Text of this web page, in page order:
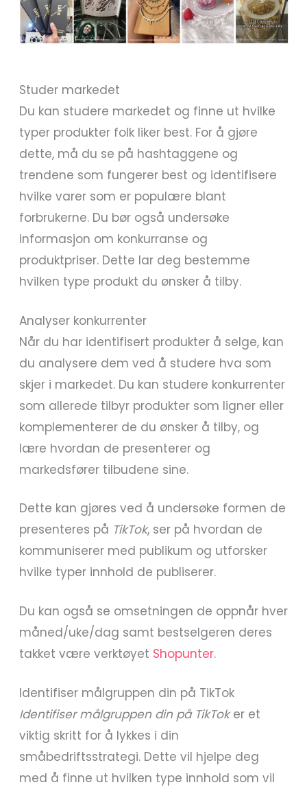
Studer markedet
Du kan studere markedet og finne ut hvilke
typer produkter folk liker best. For å gjøre
dette, må du se på hashtaggene og
trendene som fungerer best og identifisere
hvilke varer som er populære blant
forbrukerne. Du bør også undersøke
informasjon om konkurranse og
produktpriser. Dette lar deg bestemme
hvilken type produkt du ønsker å tilby.
Analyser konkurrenter
Når du har identifisert produkter å selge, kan
du analysere dem ved å studere hva som
skjer i markedet. Du kan studere konkurrenter
som allerede tilbyr produkter som ligner eller
komplementerer de du ønsker å tilby, og
lære hvordan de presenterer og
markedsfører tilbudene sine.
Dette kan gjøres ved å undersøke formen de
presenteres på TikTok, ser på hvordan de
kommuniserer med publikum og utforsker
hvilke typer innhold de publiserer.
Du kan også se omsetningen de oppnår hver
måned/uke/dag samt bestselgeren deres
takket være verktøyet Shopunter.
Identifiser målgruppen din på TikTok
Identifiser målgruppen din på TikToker et
viktig skritt for å lykkes i din
småbedriftsstrategi. Dette vil hjelpe deg
med å finne ut hvilken type innhold som vil